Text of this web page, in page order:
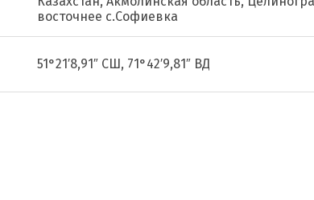
восточнее с.Софиевка
51°21′8,91″ СШ, 71°42′9,81″ ВД